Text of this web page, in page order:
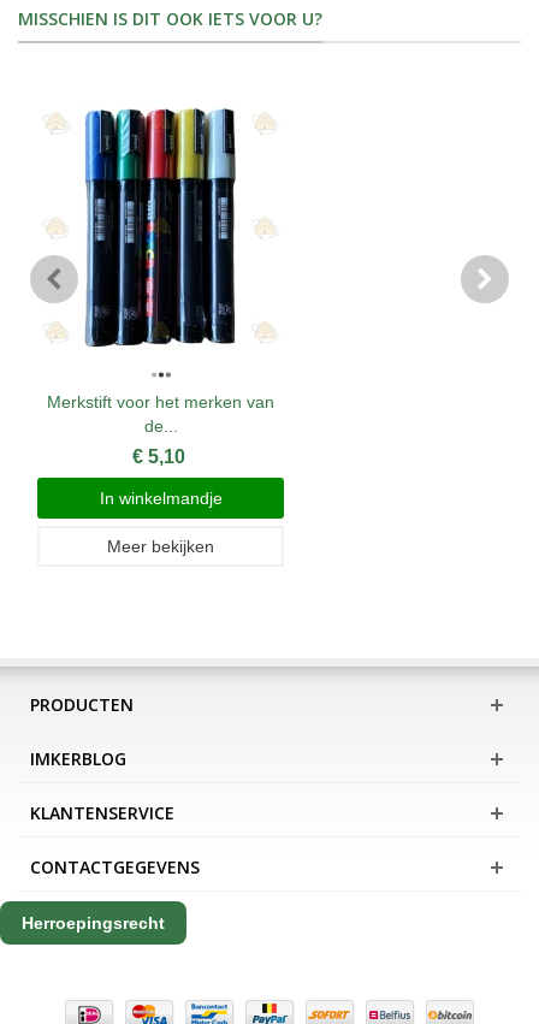
MISSCHIEN IS DIT OOK IETS VOOR U?
Merkstift voor het merken van
de...
€ 5,10
In winkelmandje
Meer bekijken
PRODUCTEN
IMKERBLOG
KLANTENSERVICE
CONTACTGEGEVENS
Herroepingsrecht